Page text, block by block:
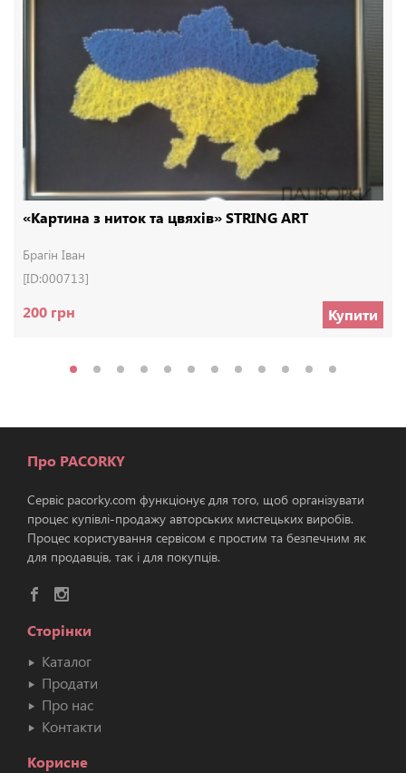
«Картина з ниток та цвяхів» STRING ART
Брагін Іван
[ID:000713]
200 грн Купити
Про PACORKY
Сервіс pacorky.com функціонує для того, щоб організувати
процес купівлі-продажу авторських мистецьких виробів.
Процес користування сервісом є простим та безпечним як
для продавців, так і для покупців.
Сторінки
Каталог
Продати
Про нас
Контакти
Корисне